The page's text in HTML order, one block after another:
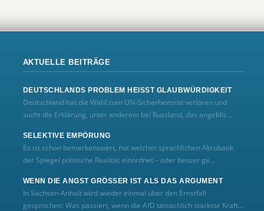
AKTUELLE BEITRÄGE
DEUTSCHLANDS PROBLEM HEISST GLAUBWÜRDIGKEIT
Deutschland hat die Wahl zum UN‑Sicherheitsrat verloren und
sucht die Erklärung, unter anderem bei Russland, das angeblic...
SELEKTIVE EMPÖRUNG
Es ist schon bemerkenswert, mit welcher sprachlichen Akrobatik
der Spiegel politische Realität einordnet – oder besser ge...
WENN DIE ANGST GRÖSSER IST ALS DAS ARGUMENT
In Sachsen-Anhalt wird wieder einmal über den Ernstfall
gesprochen: Was passiert, wenn die AfD tatsächlich stärkste Kraft...